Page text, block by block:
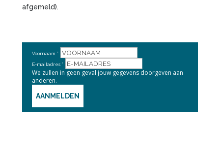
afgemeld).
Voornaam
E-mailadres
We zullen in geen geval jouw gegevens doorgeven aan
anderen.
AANMELDEN